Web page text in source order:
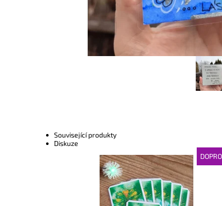
Související produkty
Diskuze
Dostupnost:
Skladem
5860